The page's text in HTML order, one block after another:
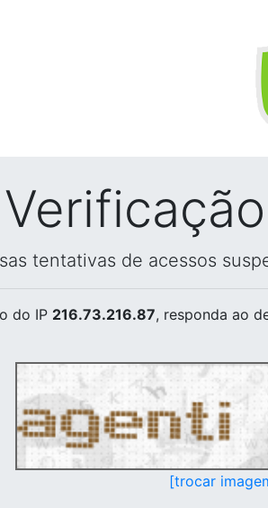
tentativas de acessos
do IP 216.73.216.87, responda ao
[trocar